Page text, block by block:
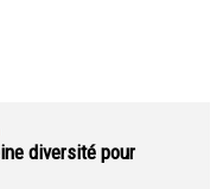
diversité pour